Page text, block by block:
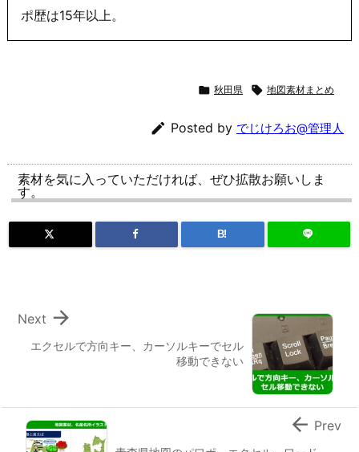
ポ歴は15年以上。
 秋田県  地図素材まとめ
 Posted by でじけろお@管理人
素材を気に入っていただければ、ぜひ拡散お願いしま
す。
B!
エクセルで方向キー、カーソルキーでセル
移動できない

Next
 Prev